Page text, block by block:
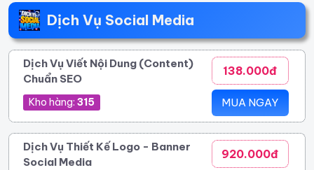
Dịch Vụ Social Media
Dịch Vụ Viết Nội Dung (Content)
Chuẩn SEO
Kho hàng: 315
138.000đ
MUA NGAY
Dịch Vụ Thiết Kế Logo - Banner
Social Media
920.000đ